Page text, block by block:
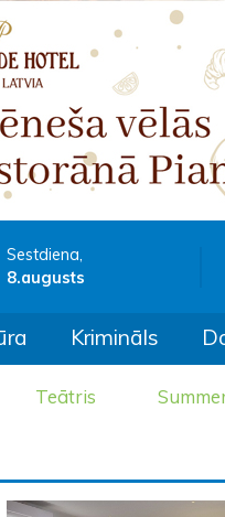
Sestdiena,
8.augusts
Krimināls
Teātris